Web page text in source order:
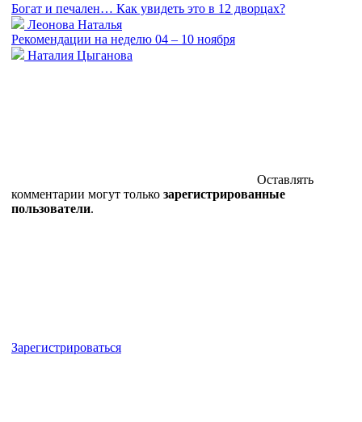
Богат и печален… Как увидеть это в 12 дворцах?
Леонова Наталья
Рекомендации на неделю 04 – 10 ноября
Наталия Цыганова
Оставлять
комментарии могут только зарегистрированные
пользователи.
Зарегистрироваться